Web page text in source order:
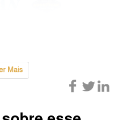
Mais